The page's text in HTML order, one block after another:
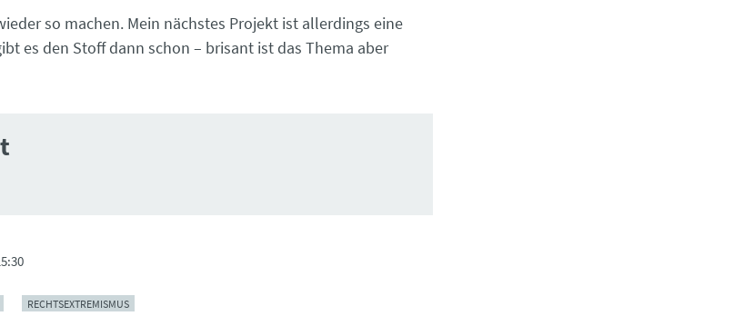
so machen. Mein nächstes Projekt ist allerdings eine
es den Stoff dann schon – brisant ist das Thema aber
RECHTSEXTREMISMUS